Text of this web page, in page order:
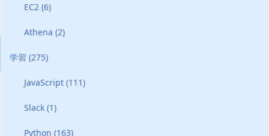
EC2(6)
Athena(2)
学習 (275)
JavaScript(111)
Slack(1)
Python(163)